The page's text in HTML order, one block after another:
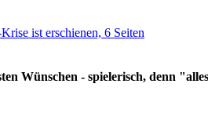
ist erschienen, 6 Seiten
Wünschen - spielerisch, denn